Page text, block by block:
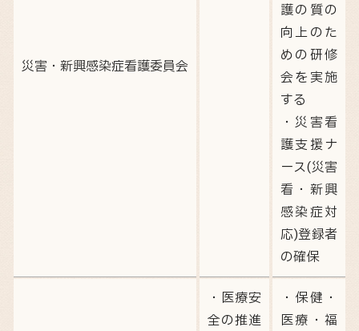
災害・新興感染症看護委員会
護の質の
向上のた
めの研修
会を実施
する
・災害看
護支援ナ
ース(災害
看・新興
感染症対
応)登録者
の確保
・医療安
全の推進
・保健・
医療・福